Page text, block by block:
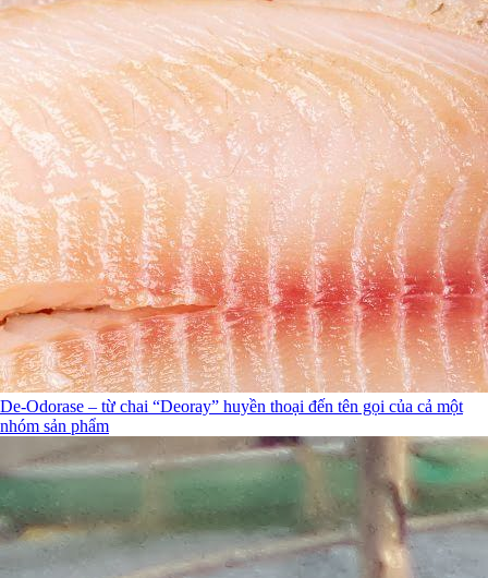
De-Odorase – từ chai “Deoray” huyền thoại đến tên gọi của cả một
nhóm sản phẩm